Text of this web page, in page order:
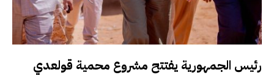
رئيس الجمهورية يفتتح مشروع محمية قولعدي